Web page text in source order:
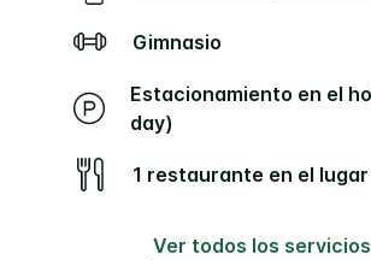
Gimnasio
Estacionamiento en el hotel (12 GBP /
day)
1 restaurante en el lugar
Ver todos los servicios